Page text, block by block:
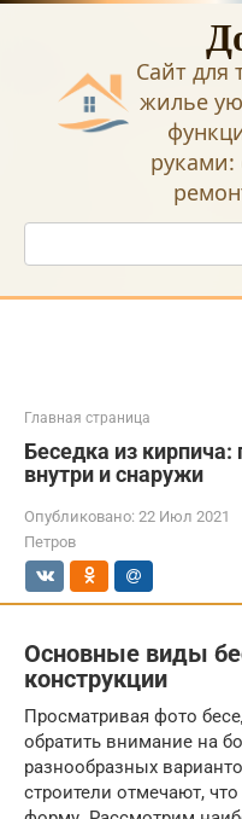
Перейти
Сайт для
жилье
руками:
Поиск:
Главная страница
Беседка из
внутри и снаружи
Опубликовано: 22 Июл 2021
Петров
Основные виды
конструкции
Просматривая фото
обратить внимание на
разнообразных
строители отмечают,